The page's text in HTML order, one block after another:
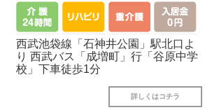
西武池袋線「石神井公園」駅北口よ
り 西武バス「成増町」行「谷原中学
校」下車徒歩1分
詳しくはコチラ